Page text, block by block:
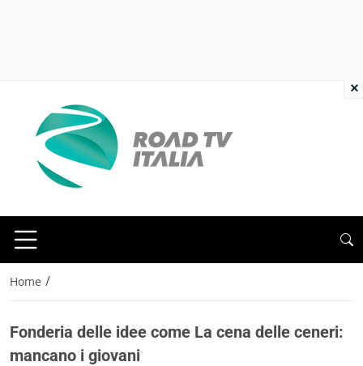
Home /
Fonderia delle idee come La cena delle ceneri:
mancano i giovani
×